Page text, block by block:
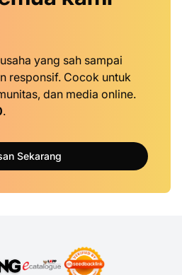
yang sah sampai
responsif. Cocok untuk
dan media online.
.
Sekarang